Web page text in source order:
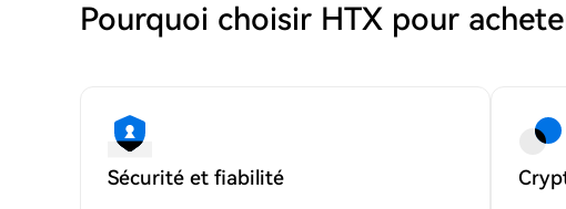
Pourquoi choisir HTX pour
Sécurité et fiabilité